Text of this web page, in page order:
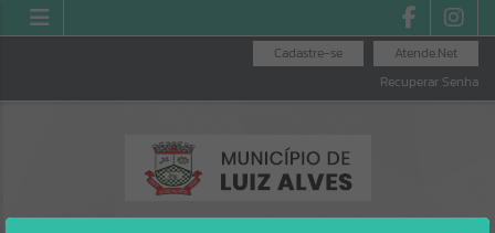
Atende.Net
Cadastre-se
Recuperar Senha